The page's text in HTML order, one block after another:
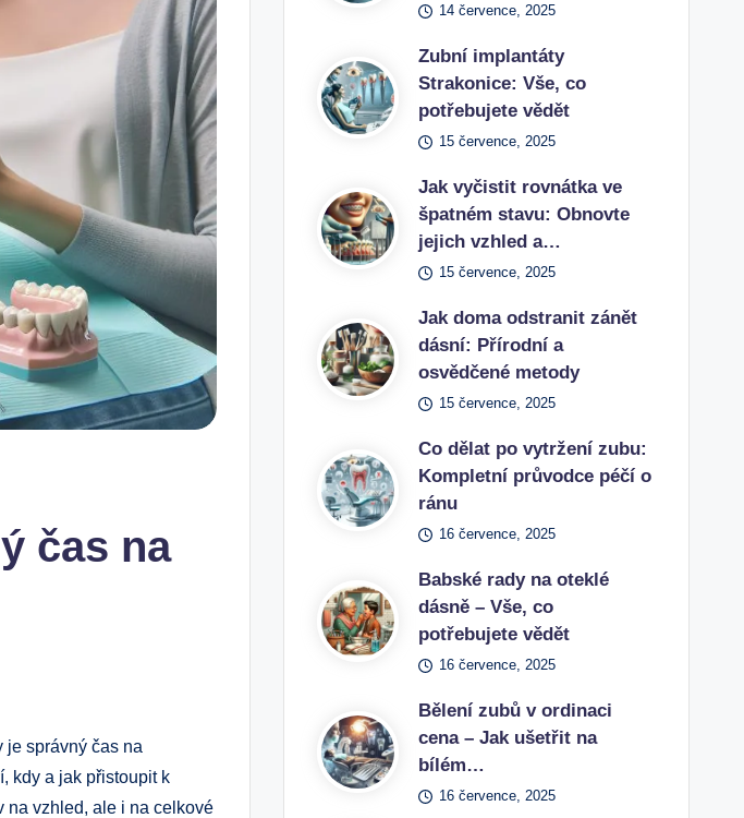
čas na
je správný​ čas na
kdy a​ jak⁢ přistoupit k
na vzhled, ale ‌i na ‍celkové
14 července, 2025
Zubní implantáty
Strakonice: Vše, co
potřebujete vědět
15 července, 2025
Jak vyčistit rovnátka ve
špatném stavu: Obnovte
jejich vzhled a…
15 července, 2025
Jak doma odstranit zánět
dásní: Přírodní a
osvědčené metody
15 července, 2025
Co dělat po vytržení zubu:
Kompletní průvodce péčí o
ránu
16 července, 2025
Babské rady na oteklé
dásně – Vše, co
potřebujete vědět
16 července, 2025
Bělení zubů v ordinaci
cena – Jak ušetřit na
bílém…
16 července, 2025